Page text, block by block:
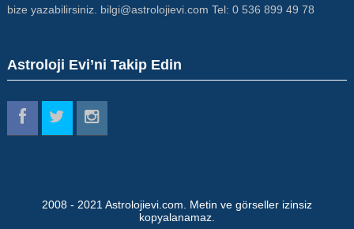
bize yazabilirsiniz. bilgi@astrolojievi.com Tel: 0 536 899 49 78
Astroloji Evi’ni Takip Edin
2008 - 2021 Astrolojievi.com. Metin ve görseller izinsiz
kopyalanamaz.